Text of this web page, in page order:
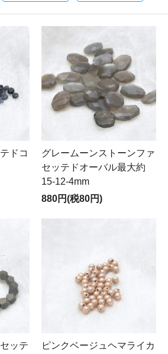
ドコ
グレームーンストーンファ
セッテドオーバル最大約
15-12-4mm
880円(税80円)
ッテ
ピンクベージュヘマライカ